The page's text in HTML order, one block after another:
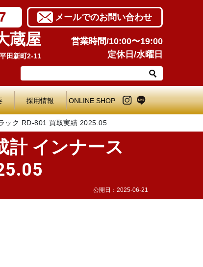
メールでのお問い合わせ
蔵屋
田新町2-11
営業時間/10:00〜19:00
定休日/水曜日
採用情報 ONLINE SHOP
ック RD-801 買取実績 2025.05
計 インナース
公開日： 2025-06-21